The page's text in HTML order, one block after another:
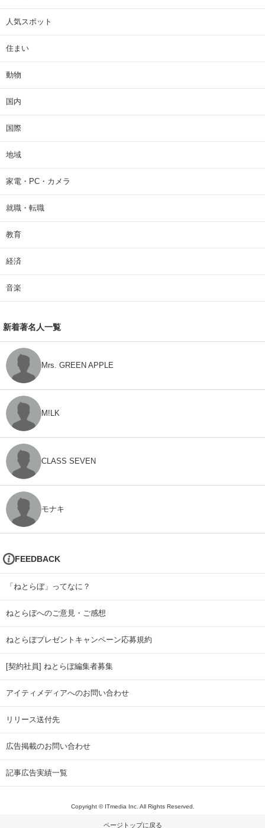
人気スポット
住まい
動物
国内
国際
地域
家電・PC・カメラ
就職・転職
教育
経済
音楽
新着著名人一覧
Mrs. GREEN APPLE
M!LK
CLASS SEVEN
モナキ
FEEDBACK
「ねとらぼ」ってなに？
ねとらぼへのご意見・ご感想
ねとらぼプレゼントキャンペーン応募規約
[契約社員] ねとらぼ編集者募集
アイティメディアへのお問い合わせ
リリース送付先
広告掲載のお問い合わせ
記事広告実績一覧
Copyright © ITmedia Inc. All Rights Reserved.
ページトップに戻る